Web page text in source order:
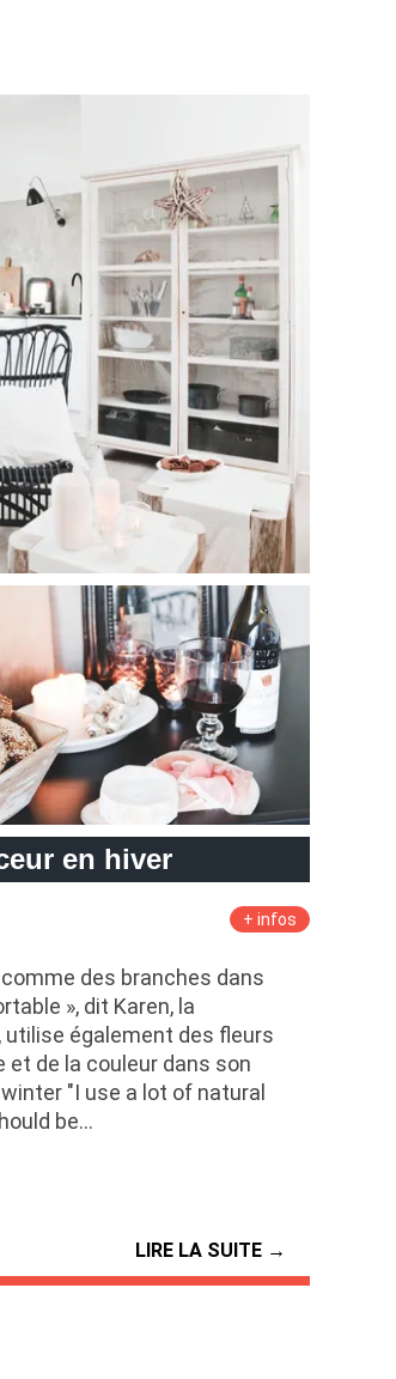
en hiver
+ infos
des branches dans
», dit Karen, la
utilise également des fleurs
de la couleur dans son
"I use a lot of natural
be…
LIRE LA SUITE →